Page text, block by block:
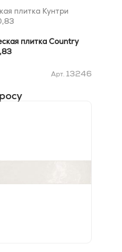
плитка Кунтри
плитка Country
Арт. 13246